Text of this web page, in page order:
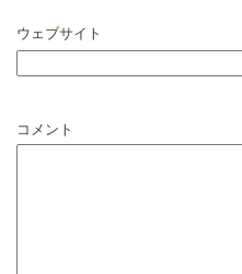
ウェブサイト
コメント